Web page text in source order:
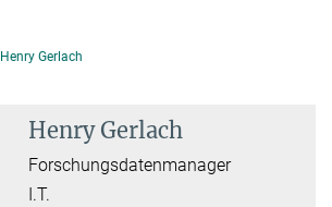
Henry Gerlach
Henry Gerlach
Forschungsdatenmanager
I.T.